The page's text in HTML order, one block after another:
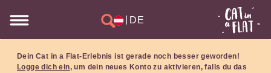
DE
Dein Cat in a Flat-Erlebnis ist gerade noch besser geworden!
Logge dich ein, um dein neues Konto zu aktivieren, falls du das